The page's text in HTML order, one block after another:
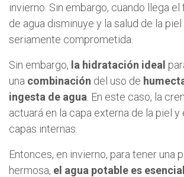
invierno. Sin embargo, cuando llega el
de agua disminuye y la salud de la
seriamente comprometida.
Sin embargo, la hidratación ideal
una combinación del uso de
ingesta de agua . En este caso, la
actuará en la capa externa de la piel y
capas internas.
Entonces, en invierno, para tener una
hermosa, el agua potable es